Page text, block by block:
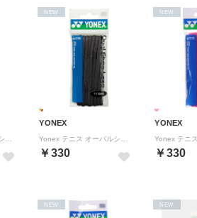
YONEX
￥330
NEW
YONEX
￥330
NEW
NEW NEW